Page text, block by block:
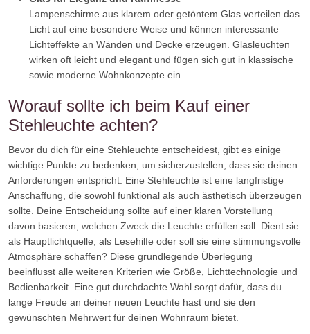
Lampenschirme aus klarem oder getöntem Glas verteilen das
Licht auf eine besondere Weise und können interessante
Lichteffekte an Wänden und Decke erzeugen. Glasleuchten
wirken oft leicht und elegant und fügen sich gut in klassische
sowie moderne Wohnkonzepte ein.
Worauf sollte ich beim Kauf einer
Stehleuchte achten?
Bevor du dich für eine Stehleuchte entscheidest, gibt es einige
wichtige Punkte zu bedenken, um sicherzustellen, dass sie deinen
Anforderungen entspricht. Eine Stehleuchte ist eine langfristige
Anschaffung, die sowohl funktional als auch ästhetisch überzeugen
sollte. Deine Entscheidung sollte auf einer klaren Vorstellung
davon basieren, welchen Zweck die Leuchte erfüllen soll. Dient sie
als Hauptlichtquelle, als Lesehilfe oder soll sie eine stimmungsvolle
Atmosphäre schaffen? Diese grundlegende Überlegung
beeinflusst alle weiteren Kriterien wie Größe, Lichttechnologie und
Bedienbarkeit. Eine gut durchdachte Wahl sorgt dafür, dass du
lange Freude an deiner neuen Leuchte hast und sie den
gewünschten Mehrwert für deinen Wohnraum bietet.